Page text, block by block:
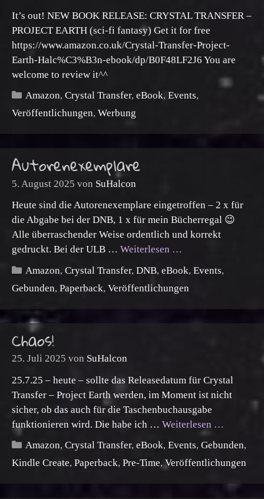
It’s out! NEW BOOK RELEASE: CRYSTAL TRANSFER –
PROJECT EARTH (sci-fi fantasy) Get it for free
https://www.amazon.co.uk/Crystal-Transfer-Project-
Earth-Halc%C3%B3n-ebook/dp/B0F48LF2J6 You are
welcome to review it^^
Kategorien
Amazon,Crystal Transfer,eBook,Events,
Veröffentlichungen, Werbung
Autorenexemplare
5. August 2025 von SuHalcon
Heute sind die Autorenexemplare eingetroffen – 2 x für
die Abgabe bei der DNB, 1 x für mein Bücherregal 😉
Alle überraschender Weise ordentlich und korrekt
gedruckt. Bei der ULB … Weiterlesen …
Kategorien
Amazon,Crystal Transfer,DNB,eBook,Events,
Gebunden, Paperback, Veröffentlichungen
Chaos!
25. Juli 2025 von SuHalcon
25.7.25 – heute – sollte das Releasedatum für Crystal
Transfer – Project Earth werden, im Moment ist nicht
sicher, ob das auch für die Taschenbuchausgabe
funktionieren wird. Die habe ich … Weiterlesen …
Kategorien
Amazon,Crystal Transfer,eBook,Events,Gebunden,
Kindle Create, Paperback, Pre-Time,Veröffentlichungen